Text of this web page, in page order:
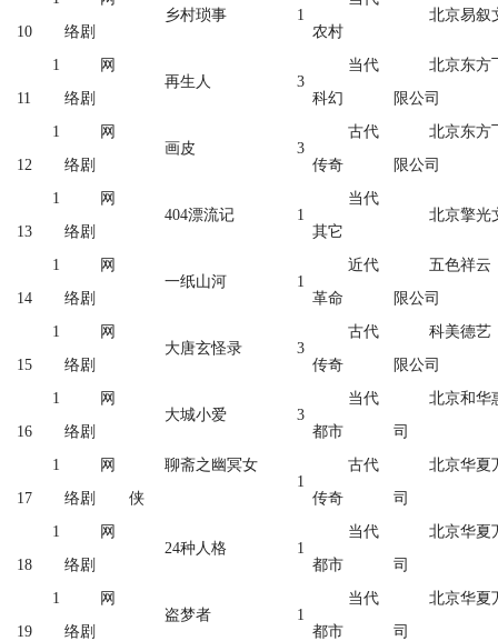
10
络剧
乡村琐事 1
农村
北京易叙
1
11
网
络剧
再生人 3
当代
科幻
北京东方
限公司
1
12
网
络剧
画皮 3
古代
传奇
北京东方
限公司
1
13
网
络剧
404漂流记 1
当代
其它
北京擎光
1
14
网
络剧
一纸山河 1
近代
革命
五色祥云
限公司
1
15
网
络剧
大唐玄怪录 3
古代
传奇
科美德艺
限公司
1
16
网
络剧
大城小爱 3
当代
都市
北京和华
司
1
17
网
络剧
聊斋之幽冥女
侠
1
古代
传奇
北京华夏
司
1
18
网
络剧
24种人格 1
当代
都市
北京华夏
司
1
19
网
络剧
盗梦者 1
当代
都市
北京华夏
司